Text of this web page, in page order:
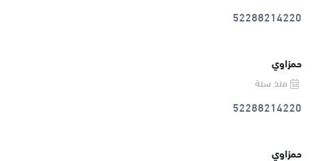
52288214220
حمزاوي
منذ سنة
52288214220
حمزاوي